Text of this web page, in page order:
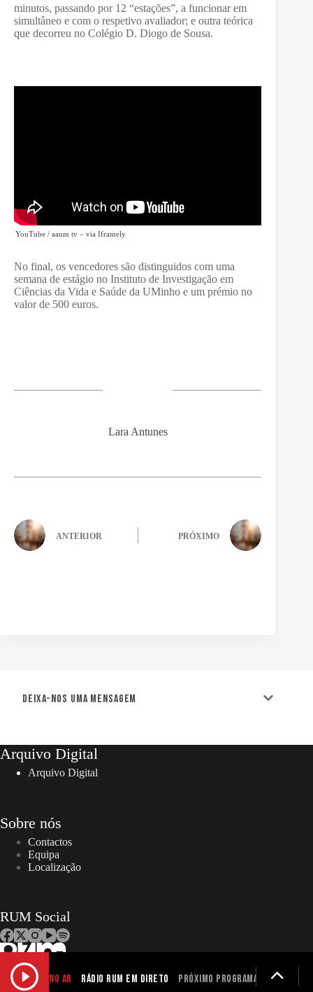
minutos, passando por 12 “estações”, a funcionar em
simultâneo e com o respetivo avaliador; e outra teórica
que decorreu no Colégio D. Diogo de Sousa.
YouTube / aaum tv – via Iframely
No final, os vencedores são distinguidos com uma
semana de estágio no Instituto de Investigação em
Ciências da Vida e Saúde da UMinho e um prémio no
valor de 500 euros.
Lara Antunes
ANTERIOR PRÓXIMO
Deixa-nos uma mensagem
Arquivo Digital
Arquivo Digital
Sobre nós
Contactos
Equipa
Localização
RUM Social
Copyright © 2026 – RUM | Todos os direitos reservados. |
NO AR Rádio RUM em Direto Próximo programa não definido